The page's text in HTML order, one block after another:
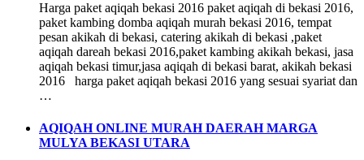
Harga paket aqiqah bekasi 2016 paket aqiqah di bekasi 2016,
paket kambing domba aqiqah murah bekasi 2016, tempat
pesan akikah di bekasi, catering akikah di bekasi ,paket
aqiqah dareah bekasi 2016,paket kambing akikah bekasi, jasa
aqiqah bekasi timur,jasa aqiqah di bekasi barat, akikah bekasi
2016 harga paket aqiqah bekasi 2016 yang sesuai syariat dan
…
AQIQAH ONLINE MURAH DAERAH MARGA
MULYA BEKASI UTARA